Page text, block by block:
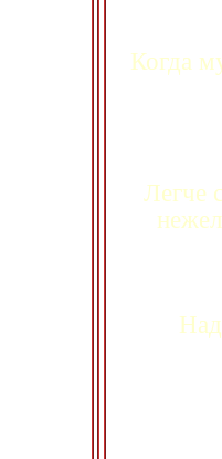
Когда
Легче